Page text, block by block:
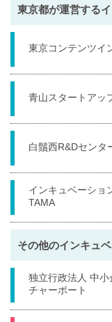
東京都が運営する
東京コンテンツイ
青山スタートアッ
白鬚西R&Dセンタ
インキュベーショ
TAMA
その他のインキュ
独立行政法人 中
チャーポート